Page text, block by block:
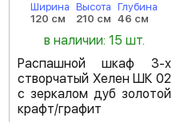
Ширина
120 см
Высота
210 см
Глубина
46 см
в наличии: 15 шт.
Распашной шкаф 3-х
створчатый Хелен ШК 02
с зеркалом дуб золотой
крафт/графит